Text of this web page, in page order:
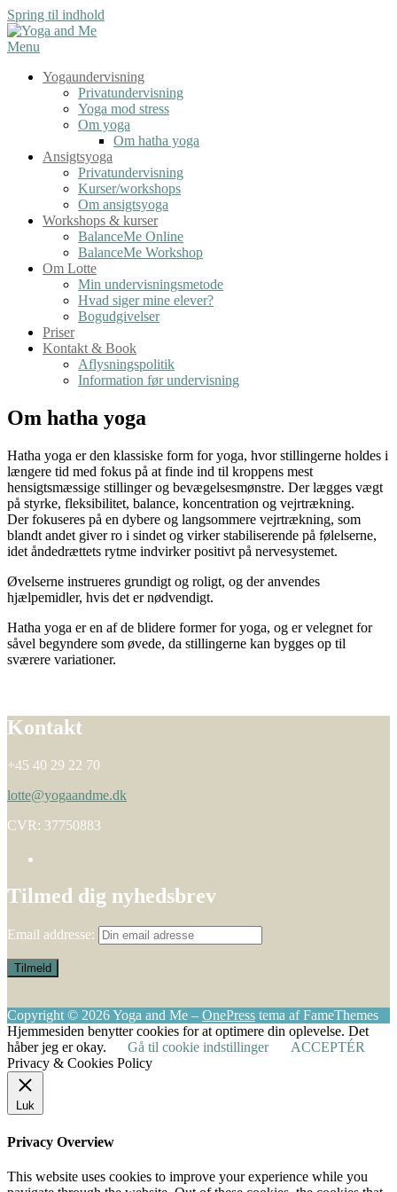
Spring til indhold
Menu
Yogaundervisning
Privatundervisning
Yoga mod stress
Om yoga
Om hatha yoga
Ansigtsyoga
Privatundervisning
Kurser/workshops
Om ansigtsyoga
Workshops & kurser
BalanceMe Online
BalanceMe Workshop
Om Lotte
Min undervisningsmetode
Hvad siger mine elever?
Bogudgivelser
Priser
Kontakt & Book
Aflysningspolitik
Information før undervisning
Om hatha yoga
Hatha yoga er den klassiske form for yoga, hvor stillingerne holdes i
længere tid med fokus på at finde ind til kroppens mest
hensigtsmæssige stillinger og bevægelsesmønstre. Der lægges vægt
på styrke, fleksibilitet, balance, koncentration og vejrtrækning.
Der fokuseres på en dybere og langsommere vejrtrækning, som
blandt andet giver ro i sindet og virker stabiliserende på følelserne,
idet åndedrættets rytme indvirker positivt på nervesystemet.
Øvelserne instrueres grundigt og roligt, og der anvendes
hjælpemidler, hvis det er nødvendigt.
Hatha yoga er en af de blidere former for yoga, og er velegnet for
såvel begyndere som øvede, da stillingerne kan bygges op til
sværere variationer.
Kontakt
+45 40 29 22 70
lotte@yogaandme.dk
CVR: 37750883
Tilmed dig nyhedsbrev
Email addresse:
Copyright © 2026 Yoga and Me – OnePress tema af FameThemes
Hjemmesiden benytter cookies for at optimere din oplevelse. Det
håber jeg er okay.
Gå til cookie indstillinger
ACCEPTÉR
Privacy & Cookies Policy
Luk
Privacy Overview
This website uses cookies to improve your experience while you